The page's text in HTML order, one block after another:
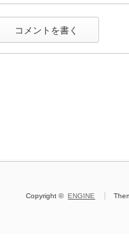
Copyright ©ENGINE